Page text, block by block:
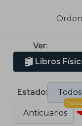
Ver:
Libros
Estado: Todos
Anticuarios